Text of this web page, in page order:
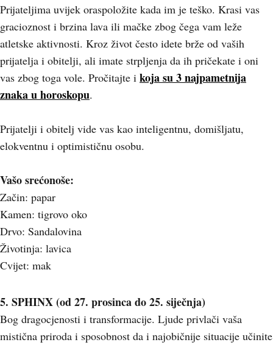
Prijateljima uvijek oraspoložite kada im je teško. Krasi vas
gracioznost i brzina lava ili mačke zbog čega vam leže
atletske aktivnosti. Kroz život često idete brže od vaših
prijatelja i obitelji, ali imate strpljenja da ih pričekate i oni
vas zbog toga vole. Pročitajte i koja su 3 najpametnija
znaka u horoskopu.
Prijatelji i obitelj vide vas kao inteligentnu, domišljatu,
elokventnu i optimističnu osobu.
Vašo srećonoše:
Začin: papar
Kamen: tigrovo oko
Drvo: Sandalovina
Životinja: lavica
Cvijet: mak
5. SPHINX (od 27. prosinca do 25. siječnja)
Bog dragocjenosti i transformacije. Ljude privlači vaša
mistična priroda i sposobnost da i najobičnije situacije učinite